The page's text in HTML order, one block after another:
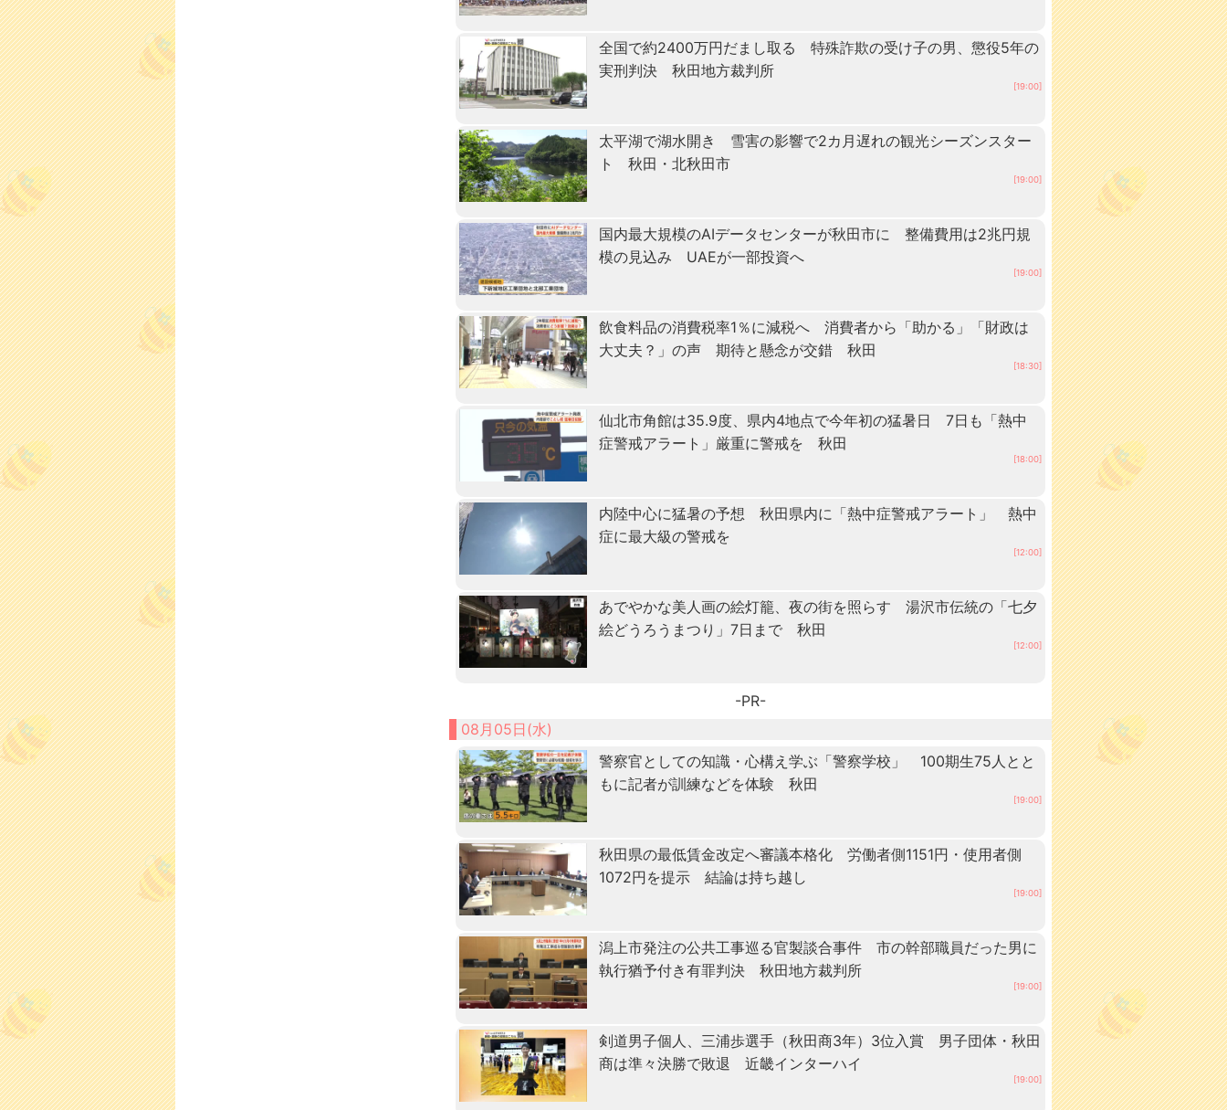
全国で約2400万円だまし取る 特殊詐欺の受け子の男、懲役5年の
実刑判決 秋田地方裁判所
[19:00]
太平湖で湖水開き 雪害の影響で2カ月遅れの観光シーズンスター
ト 秋田・北秋田市
[19:00]
国内最大規模のAIデータセンターが秋田市に 整備費用は2兆円規
模の見込み UAEが一部投資へ
[19:00]
飲食料品の消費税率1％に減税へ 消費者から「助かる」「財政は
大丈夫？」の声 期待と懸念が交錯 秋田
[18:30]
仙北市角館は35.9度、県内4地点で今年初の猛暑日 7日も「熱中
症警戒アラート」厳重に警戒を 秋田
[18:00]
内陸中心に猛暑の予想 秋田県内に「熱中症警戒アラート」 熱中
症に最大級の警戒を
[12:00]
あでやかな美人画の絵灯籠、夜の街を照らす 湯沢市伝統の「七夕
絵どうろうまつり」7日まで 秋田
[12:00]
-PR-
08月05日(水)
警察官としての知識・心構え学ぶ「警察学校」 100期生75人とと
もに記者が訓練などを体験 秋田
[19:00]
秋田県の最低賃金改定へ審議本格化 労働者側1151円・使用者側
1072円を提示 結論は持ち越し
[19:00]
潟上市発注の公共工事巡る官製談合事件 市の幹部職員だった男に
執行猶予付き有罪判決 秋田地方裁判所
[19:00]
剣道男子個人、三浦歩選手（秋田商3年）3位入賞 男子団体・秋田
商は準々決勝で敗退 近畿インターハイ
[19:00]